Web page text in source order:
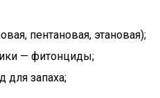
пентановая, этановая);
— фитонциды;
для запаха;